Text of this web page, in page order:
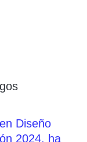
Diseño
2024, ha